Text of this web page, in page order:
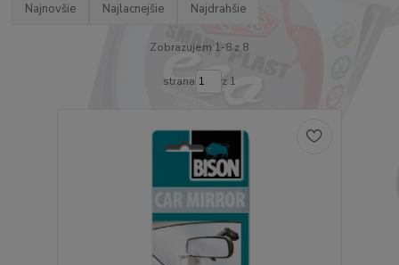
Najnovšie Najlacnejšie Najdrahšie
Zobrazujem 1-8 z 8
strana z 1